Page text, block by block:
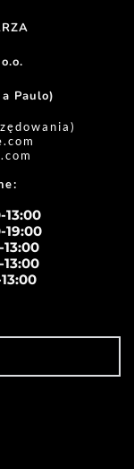
Paulo)
13:00
19:00